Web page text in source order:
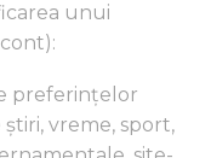
unui
preferințelor
vreme, sport,